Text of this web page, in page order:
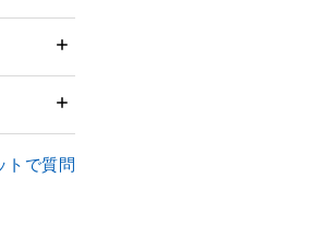
トで質問